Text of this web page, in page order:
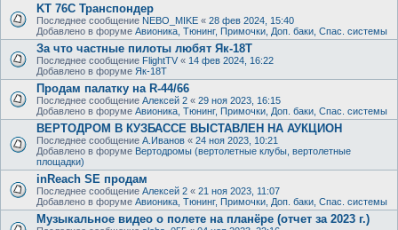
KT 76C Транспондер
Последнее сообщение NEBO_MIKE « 28 фев 2024, 15:40
Добавлено в форуме Авионика, Тюнинг, Примочки, Доп. баки, Спас. системы
За что частные пилоты любят Як-18Т
Последнее сообщение FlightTV « 14 фев 2024, 16:22
Добавлено в форуме Як-18Т
Продам палатку на R-44/66
Последнее сообщение Алексей 2 « 29 ноя 2023, 16:15
Добавлено в форуме Авионика, Тюнинг, Примочки, Доп. баки, Спас. системы
ВЕРТОДРОМ В КУЗБАССЕ ВЫСТАВЛЕН НА АУКЦИОН
Последнее сообщение А.Иванов « 24 ноя 2023, 10:21
Добавлено в форуме Вертодромы (вертолетные клубы, вертолетные
площадки)
inReach SE продам
Последнее сообщение Алексей 2 « 21 ноя 2023, 11:07
Добавлено в форуме Авионика, Тюнинг, Примочки, Доп. баки, Спас. системы
Музыкальное видео о полете на планёре (отчет за 2023 г.)